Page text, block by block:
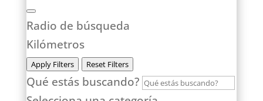
Radio de búsqueda
Kilómetros
Apply Filters Reset Filters
Qué estás buscando?